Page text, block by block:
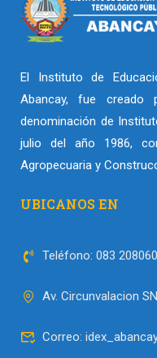
El Instituto de
Abancay, fue creado
denominación de
julio del año 1986,
Agropecuaria y
UBICANOS EN
Teléfono: 083 208060
Av. Circunvalacion
Correo: